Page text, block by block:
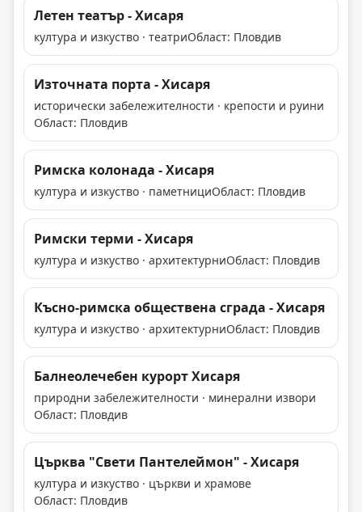
Летен театър - Хисаря
култура и изкуство · театриОбласт: Пловдив
Източната порта - Хисаря
исторически забележителности · крепости и руини
Област: Пловдив
Римска колонада - Хисаря
култура и изкуство · паметнициОбласт: Пловдив
Римски терми - Хисаря
култура и изкуство · архитектурниОбласт: Пловдив
Късно-римска обществена сграда - Хисаря
култура и изкуство · архитектурниОбласт: Пловдив
Балнеолечебен курорт Хисаря
природни забележителности · минерални извори
Област: Пловдив
Църква "Свети Пантелеймон" - Хисаря
култура и изкуство · църкви и храмове
Област: Пловдив